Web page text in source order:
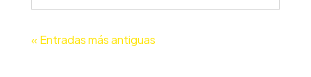
« Entradas más antiguas